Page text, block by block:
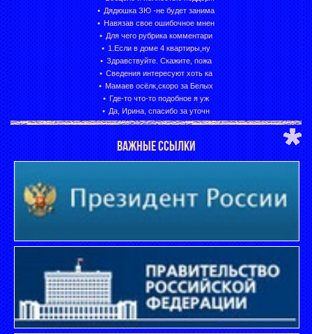
Дядюшка ЗЮ -не будет занима
Навязав свое ошибочное мнен
Для чего рубрика комментари
1.Если в доме 4 квартиры,ну
Здравствуйте. Скажите, пожа
Сведения интересуют хоть ка
Мамаев осёлк,скоро за Белых
Где-то что-то подобное я уж
Да, Ирина, спасибо за уточн
ВАЖНЫЕ ССЫЛКИ